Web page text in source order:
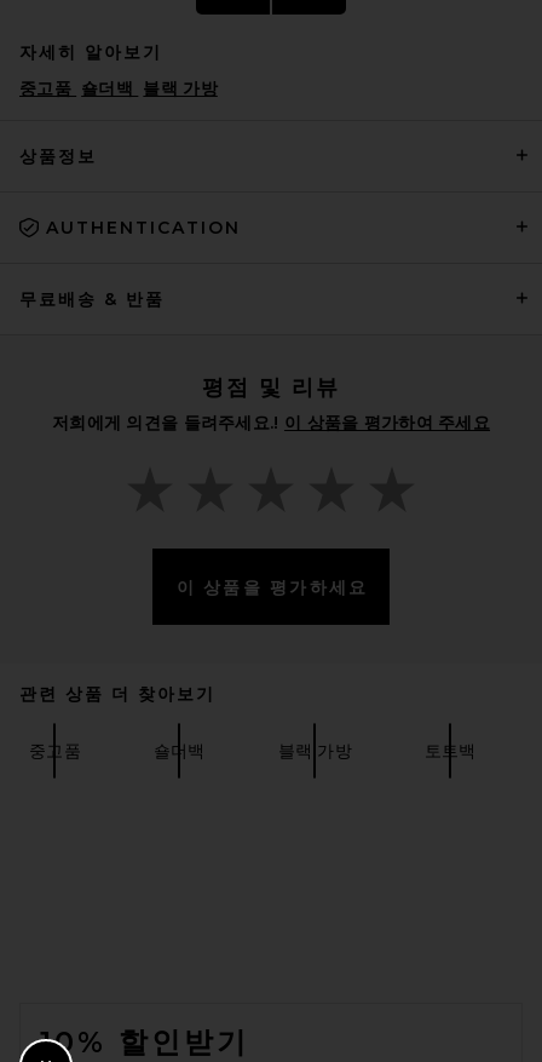
FWRD Renew Hermes Epsom
$32,500
20 Handbag in Bleu Jean
자세히 알아보기
중고품 숄더백 블랙 가방
상품정보
AUTHENTICATION
무료배송 & 반품
평점 및 리뷰
저희에게 의견을 들려주세요.! 이 상품을 평가하여 주세요
이 상품을 평가하세요
관련 상품 더 찾아보기
중고품 숄더백 블랙 가방 토트백
10% 할인받기